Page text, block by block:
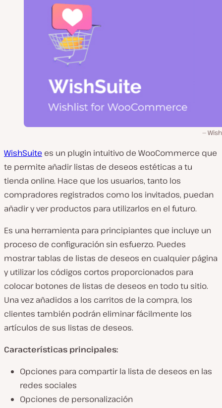
WishSuite es un plugin intuitivo de WooCommerce que
te permite añadir listas de deseos estéticas a tu
tienda online. Hace que los usuarios, tanto los
compradores registrados como los invitados, puedan
añadir y ver productos para utilizarlos en el futuro.
Es una herramienta para principiantes que incluye un
proceso de configuración sin esfuerzo. Puedes
mostrar tablas de listas de deseos en cualquier página
y utilizar los códigos cortos proporcionados para
colocar botones de listas de deseos en todo tu sitio.
Una vez añadidos a los carritos de la compra, los
clientes también podrán eliminar fácilmente los
artículos de sus listas de deseos.
Características principales:
Opciones para compartir la lista de deseos en las
redes sociales
Opciones de personalización